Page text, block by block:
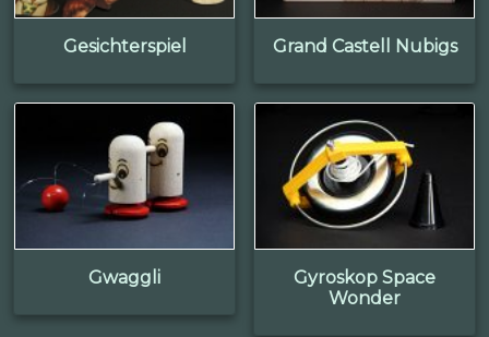
Gesichterspiel Grand Castell Nubigs
Gwaggli
Gyroskop Space
Wonder